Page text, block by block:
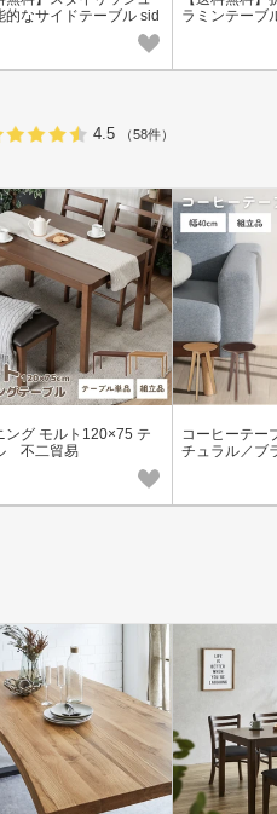
的なサイドテーブル sid
ラミンテーブ
4.5 （58件）
ング モルト120×75 テ
不二貿易
コーヒーテ
チュラル／